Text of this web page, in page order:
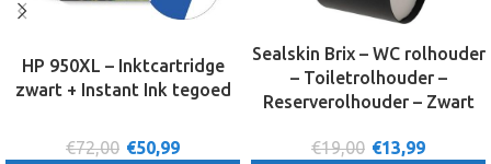
HP 950XL – Inktcartridge
zwart + Instant Ink tegoed
€72,00 €50,99
Sealskin Brix – WC rolhouder
– Toiletrolhouder –
Reserverolhouder – Zwart
€19,00 €13,99